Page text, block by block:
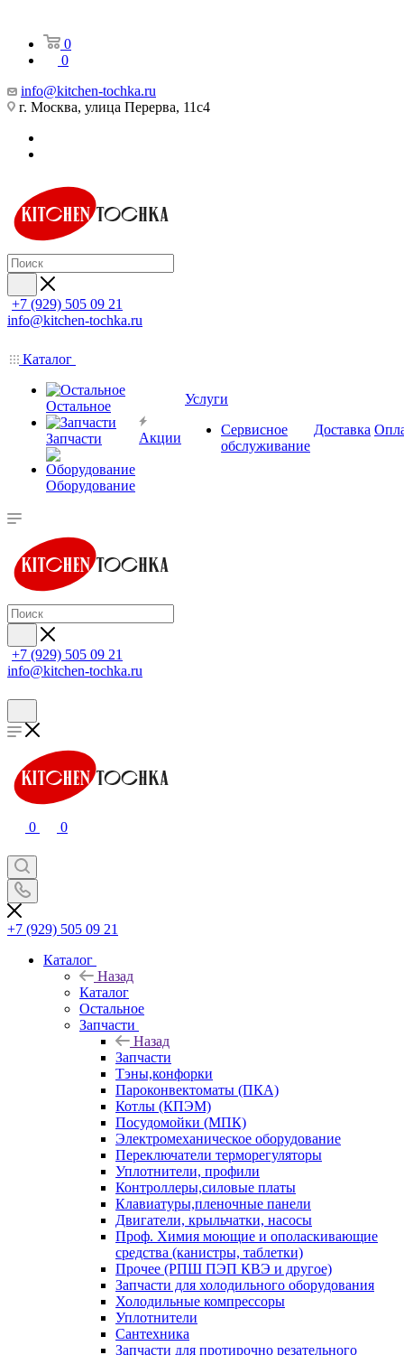
0
0
info@kitchen-tochka.ru
г. Москва, улица Перерва, 11с4
+7 (929) 505 09 21
info@kitchen-tochka.ru
Каталог
Остальное
Запчасти
Оборудование
Акции
Услуги
Сервисное
обслуживание
Доставка
+7 (929) 505 09 21
info@kitchen-tochka.ru
0 0
+7 (929) 505 09 21
Каталог
Назад
Каталог
Остальное
Запчасти
Назад
Запчасти
Тэны,конфорки
Пароконвектоматы (ПКА)
Котлы (КПЭМ)
Посудомойки (МПК)
Электромеханическое оборудование
Переключатели терморегуляторы
Уплотнители, профили
Контроллеры,силовые платы
Клавиатуры,пленочные панели
Двигатели, крыльчатки, насосы
Проф. Химия моющие и ополаскивающие
средства (канистры, таблетки)
Прочее (РПШ ПЭП КВЭ и другое)
Запчасти для холодильного оборудования
Холодильные компрессоры
Уплотнители
Сантехника
Запчасти для протирочно резательного